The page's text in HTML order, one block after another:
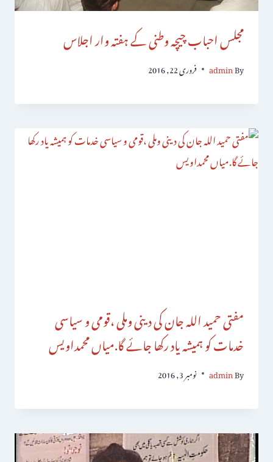
مجلس احباب چیچہ وطنی کے ہفتہ وار اجلاس
By
admin فروری 22, 2016
مفتی حمید اللہ جان کی دینی وملی ،قومی و سیاسی
خدمات کو ہمیشہ یاد رکھا جائے گا.میاں محمداویس
By
admin نومبر 3, 2016